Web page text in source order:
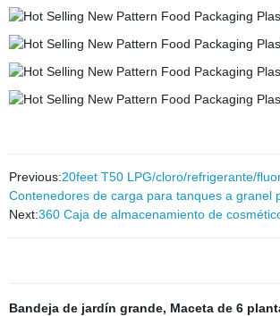
Previous:20feet T50 LPG/cloro/refrigerante/
Contenedores de carga para tanques a granel
Next:360 Caja de almacenamiento de
Bandeja de jardín grande, Maceta de 6